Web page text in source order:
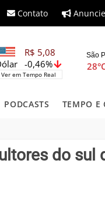
Contato Anuncie
R$ 5,08
-0,46%
Ver em Tempo Real
PODCASTS TEMPO E
do sul